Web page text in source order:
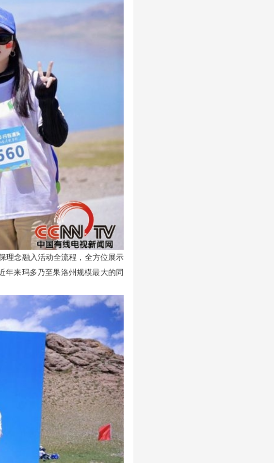
理念融入活动全流程，全方位展示
年来玛多乃至果洛州规模最大的同